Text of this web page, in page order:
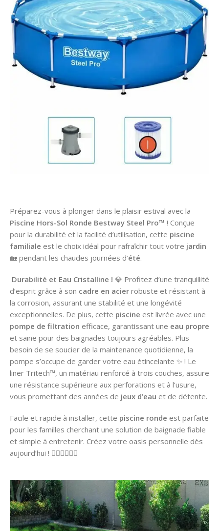
Préparez-vous à plonger dans le plaisir estival avec la
Piscine Hors-Sol Ronde Bestway Steel Pro™ ! Conçue
pour la durabilité et la facilité d’utilisation, cette piscine
familiale est le choix idéal pour rafraîchir tout votre jardin
🏡 pendant les chaudes journées d’été.
Durabilité et Eau Cristalline ! 💎 Profitez d’une tranquillité
d’esprit grâce à son cadre en acier robuste et résistant à
la corrosion, assurant une stabilité et une longévité
exceptionnelles. De plus, cette piscine est livrée avec une
pompe de filtration efficace, garantissant une eau propre
et saine pour des baignades toujours agréables. Plus
besoin de se soucier de la maintenance quotidienne, la
pompe s’occupe de garder votre eau étincelante ✨ ! Le
liner Tritech™, un matériau renforcé à trois couches, assure
une résistance supérieure aux perforations et à l’usure,
vous promettant des années de jeux d’eau et de détente.
Facile et rapide à installer, cette piscine ronde est parfaite
pour les familles cherchant une solution de baignade fiable
et simple à entretenir. Créez votre oasis personnelle dès
aujourd’hui ! 🏊‍♂️👨‍👩‍👧‍👦